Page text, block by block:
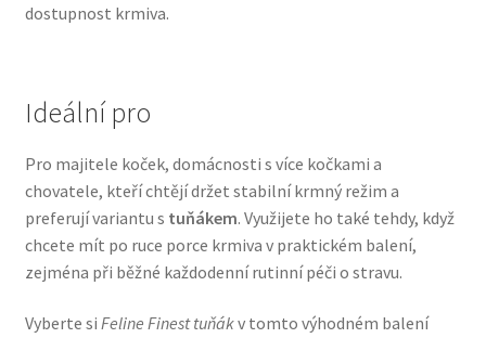
Ortopedické pelíšky
Purizon pro psy — Vysoký obsah masa, bez obilovin
Royal Canin pro psy
Veterinární dieta pro psy
dostupnost krmiva.
Ideální pro
Pro majitele koček, domácnosti s více kočkami a
chovatele, kteří chtějí držet stabilní krmný režim a
preferují variantu s tuňákem. Využijete ho také tehdy, když
chcete mít po ruce porce krmiva v praktickém balení,
zejména při běžné každodenní rutinní péči o stravu.
Vyberte si Feline Finest tuňákv tomto výhodném balení